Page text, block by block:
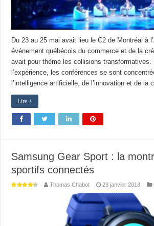
Du 23 au 25 mai avait lieu le C2 de Montréal à
événement québécois du commerce et de la
avait pour thème les collisions transformatives.
l’expérience, les conférences se sont
l’intelligence artificielle, de l’innovation et de la
Lire +
Samsung Gear Sport : la
sportifs connectés
Thomas Chabot 23 janvier 2018